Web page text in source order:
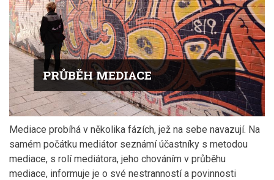
PRŮBĚH MEDIACE
Mediace probíhá v několika fázích, jež na sebe navazují. Na
samém počátku mediátor seznámí účastníky s metodou
mediace, s rolí mediátora, jeho chováním v průběhu
mediace, informuje je o své nestranností a povinnosti